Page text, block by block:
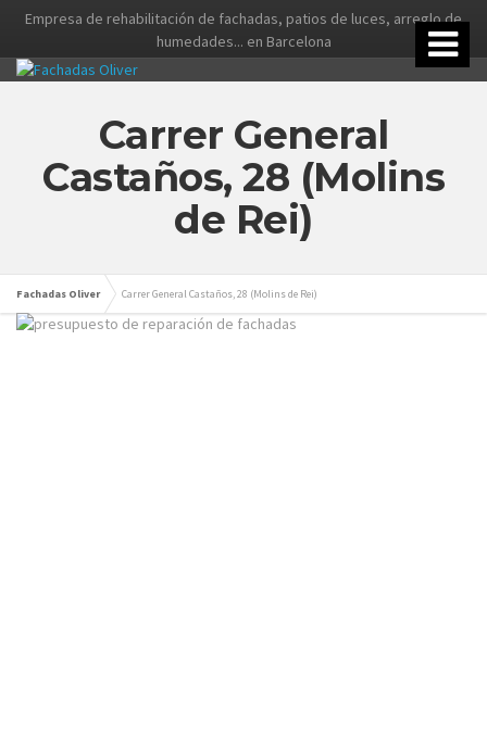
Empresa de rehabilitación de fachadas, patios de luces, arreglo de
humedades... en Barcelona
Carrer General
Castaños, 28 (Molins
de Rei)
Fachadas Oliver Carrer General Castaños, 28 (Molins de Rei)